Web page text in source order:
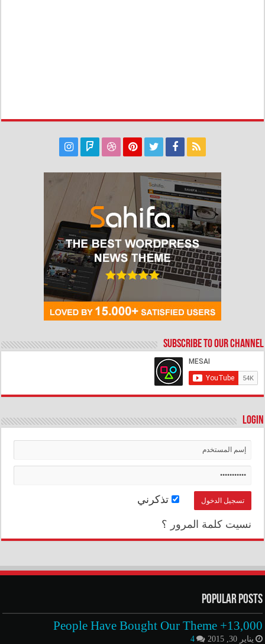
Subscribe to our Channel
Login
تذكرني
نسيت كلمة المرور ؟
Popular Posts
13,000+ People Have Bought Our Theme
يناير 30, 2015 4